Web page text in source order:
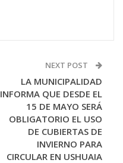
NEXT POST
LA MUNICIPALIDAD
INFORMA QUE DESDE EL
15 DE MAYO SERÁ
OBLIGATORIO EL USO
DE CUBIERTAS DE
INVIERNO PARA
CIRCULAR EN USHUAIA